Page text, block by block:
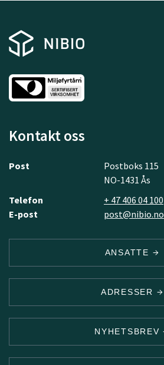
Kontakt oss
Post
Postboks 115
NO-1431 Ås
Telefon
+ 47 406 04 100
E-post
post@nibio.no
ANSATTE
ADRESSER
NYHETSBREV